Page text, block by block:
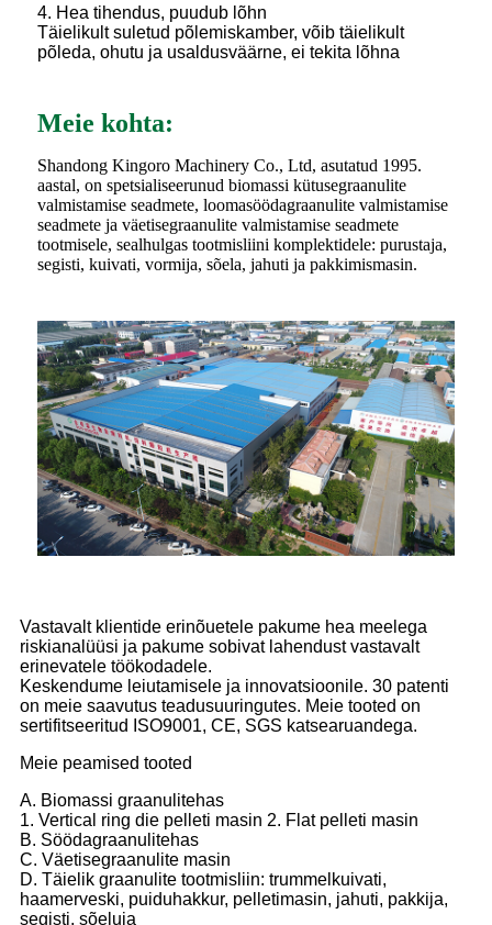
4. Hea tihendus, puudub lõhn
Täielikult suletud põlemiskamber, võib täielikult
põleda, ohutu ja usaldusväärne, ei tekita lõhna
Meie kohta:
Shandong Kingoro Machinery Co., Ltd, asutatud 1995.
aastal, on spetsialiseerunud biomassi kütusegraanulite
valmistamise seadmete, loomasöödagraanulite valmistamise
seadmete ja väetisegraanulite valmistamise seadmete
tootmisele, sealhulgas tootmisliini komplektidele: purustaja,
segisti, kuivati, vormija, sõela, jahuti ja pakkimismasin.
Vastavalt klientide erinõuetele pakume hea meelega
riskianalüüsi ja pakume sobivat lahendust vastavalt
erinevatele töökodadele.
Keskendume leiutamisele ja innovatsioonile. 30 patenti
on meie saavutus teadusuuringutes. Meie tooted on
sertifitseeritud ISO9001, CE, SGS katsearuandega.
Meie peamised tooted
A. Biomassi graanulitehas
1. Vertical ring die pelleti masin 2. Flat pelleti masin
B. Söödagraanulitehas
C. Väetisegraanulite masin
D. Täielik graanulite tootmisliin: trummelkuivati,
haamerveski, puiduhakkur, pelletimasin, jahuti, pakkija,
segisti, sõeluja